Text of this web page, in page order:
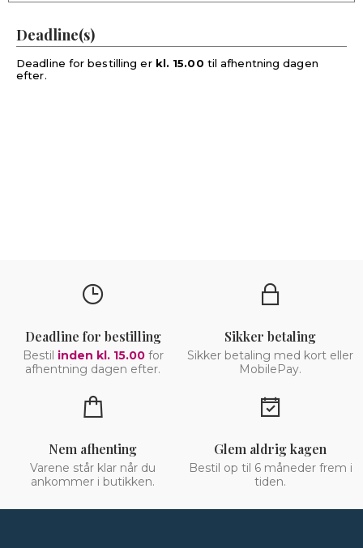
Deadline(s)
Deadline for bestilling er kl. 15.00 til afhentning dagen
efter.
Deadline for bestilling
Bestil inden kl. 15.00for
afhentning dagen efter.
Sikker betaling
Sikker betaling med kort eller
MobilePay.
Nem afhenting
Varene står klar når du
ankommer i butikken.
Glem aldrig kagen
Bestil op til 6 måneder frem i
tiden.